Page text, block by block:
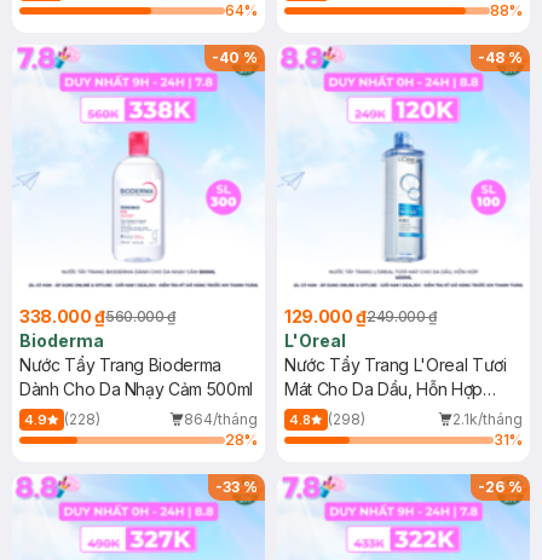
64%
88%
-40%
338.000 ₫560.000 ₫
Bioderma
Nước Tẩy Trang Bioderma
Dành Cho Da Nhạy Cảm 500ml
4.9 (228)
864/tháng
28%
-48%
129.000 ₫249.000 ₫
L'Oreal
Nước Tẩy Trang L'Oreal Tươi
Mát Cho Da Dầu, Hỗn Hợp
400ml
4.8 (298)
2.1k/tháng
31%
-33% -26%